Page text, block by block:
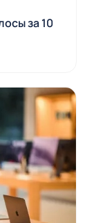
за 10